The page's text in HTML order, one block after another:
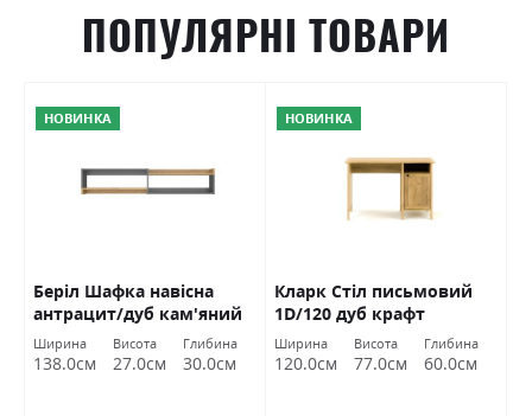
ПОПУЛЯРНІ ТОВАРИ
НОВИНКА
Беріл Шафка навісна
антрацит/дуб кам'яний
ВМВ Холдинг
Ширина
138.0см
Висота
27.0см
Глибина
30.0см
НОВИНКА
Кларк Стіл письмовий
1D/120 дуб крафт
золотий ВМВ Холдинг
Ширина
120.0см
Висота
77.0см
Глибина
60.0см